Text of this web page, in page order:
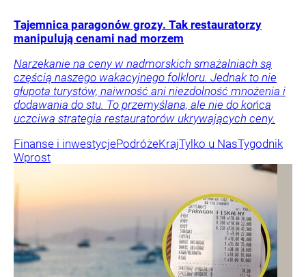
Tajemnica paragonów grozy. Tak restauratorzy
manipulują cenami nad morzem
Narzekanie na ceny w nadmorskich smażalniach są
częścią naszego wakacyjnego folkloru. Jednak to nie
głupota turystów, naiwność ani niezdolność mnożenia i
dodawania do stu. To przemyślana, ale nie do końca
uczciwa strategia restauratorów ukrywających ceny.
Finanse i inwestycjePodróżeKrajTylko u NasTygodnik
Wprost